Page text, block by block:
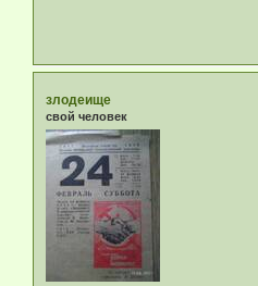
злодеище
свой человек